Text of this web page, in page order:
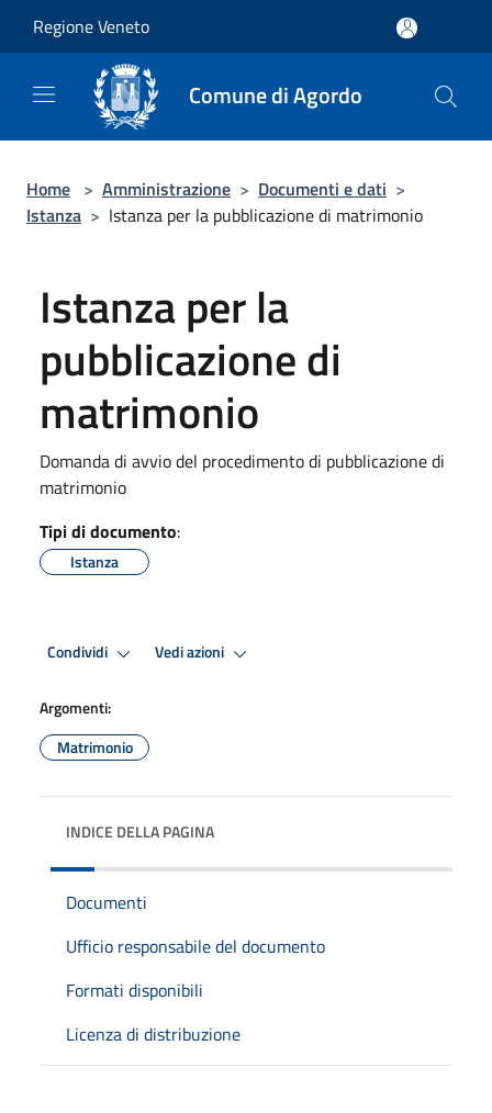
Regione Veneto
Comune di Agordo
Home > Amministrazione > Documenti e dati >
Istanza > Istanza per la pubblicazione di matrimonio
Istanza per la
pubblicazione di
matrimonio
Domanda di avvio del procedimento di pubblicazione di
matrimonio
Tipi di documento:
Istanza
Condividi Vedi azioni
Argomenti:
Matrimonio
INDICE DELLA PAGINA
Documenti
Ufficio responsabile del documento
Formati disponibili
Licenza di distribuzione